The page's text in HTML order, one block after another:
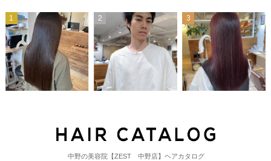
中野の美容院【ZEST 中野店】ヘアカタログ